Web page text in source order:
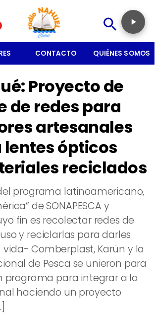
CONTACTO QUIÉNES SOMOS
Proyecto de
de redes para
artesanales
ópticos
reciclados
programa latinoamericano,
de SONAPESCA y
fin es recolectar redes de
y reciclarlas para darles
Comberplast, Karün y la
de Pesca se unieron para
programa para integrar a la
haciendo un proyecto